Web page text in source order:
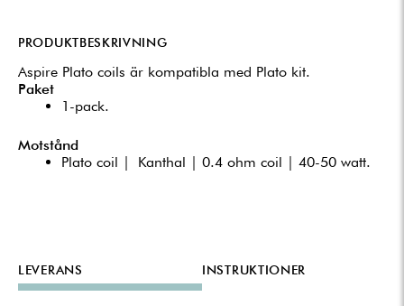
PRODUKTBESKRIVNING
Aspire Plato coils är kompatibla med Plato kit.
Paket
1-pack.
Motstånd
Plato coil | Kanthal | 0.4 ohm coil | 40-50 watt.
LEVERANS INSTRUKTIONER